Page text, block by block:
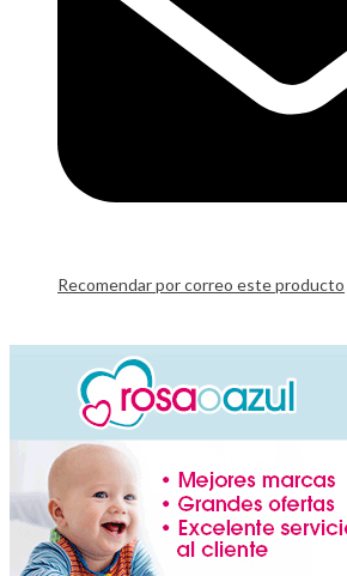
Recomendar por correo este producto